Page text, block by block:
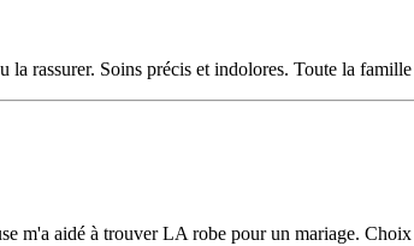
rassurer. Soins précis et indolores. Toute la
m'a aidé à trouver LA robe pour un mariage.